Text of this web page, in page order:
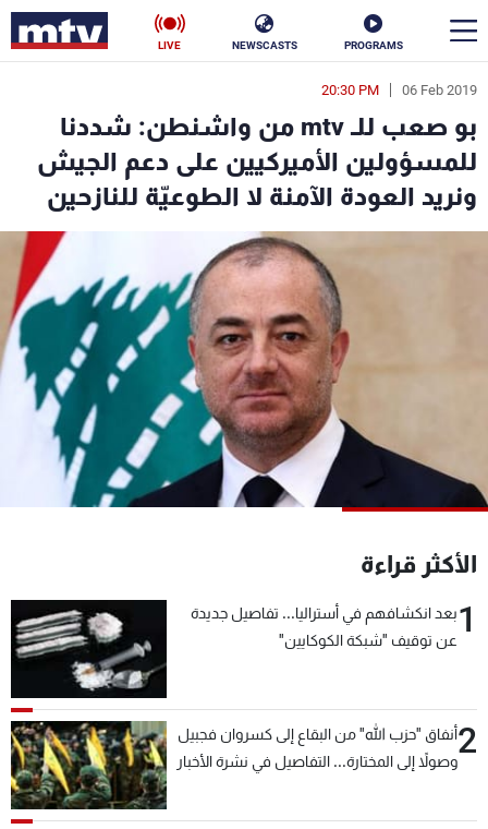
PROGRAMS
NEWSCASTS
LIVE
06 Feb 2019
20:30 PM
بو صعب للـ mtv من واشنطن: شددنا
للمسؤولين الأميركيين على دعم الجيش
ونريد العودة الآمنة لا الطوعيّة للنازحين
الأكثر قراءة
1بعد انكشافهم في أستراليا... تفاصيل جديدة
عن توقيف "شبكة الكوكايين"
2أنفاق "حزب الله" من البقاع إلى كسروان فجبيل
وصولاً إلى المختارة... التفاصيل في نشرة الأخبار
en
الأخبار
سياسة ناس
فن
رياضة
جدول البرامج
شاهد البرامج
عن MTV
الإنـتـاج
وظائف
شروط الإسـتخدام